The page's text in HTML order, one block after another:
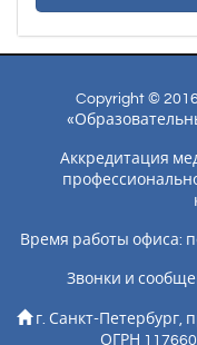
Copyright ©
Аккредитация
Время работы офиса:
Звонки и
г. Санкт-Петербург,
ОГРН